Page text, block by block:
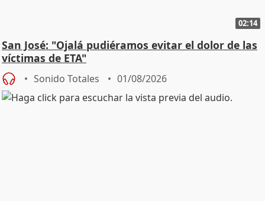
02:14
San José: "Ojalá pudiéramos evitar el dolor de las
víctimas de ETA"
Sonido Totales 01/08/2026